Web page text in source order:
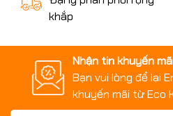
khắp
Nhận tin khuyến
Bạn vui lòng để lại
khuyến mãi từ Eco